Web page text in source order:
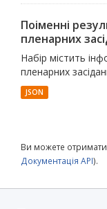
Поіменні
пленарних
Набір містить
пленарних
JSON
Ви можете
Документація API).